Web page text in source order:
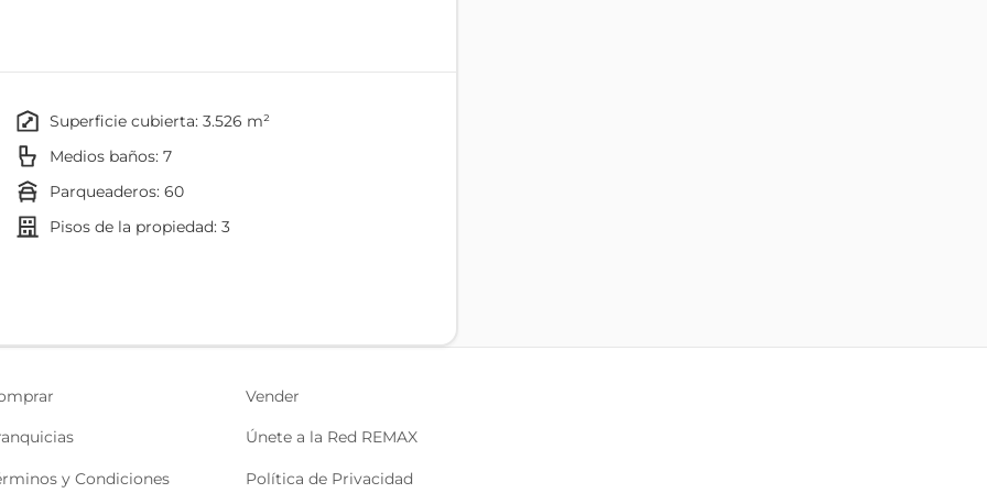
4 baños completos, sala - comedor,
superficie cubierta: 3.526 m²
Medios baños: 7
parqueaderos: 60
pisos de la propiedad: 3
Cocina/comedor
Lobby
Vender
Únete a la Red REMAX
y Condiciones Política de Privacidad